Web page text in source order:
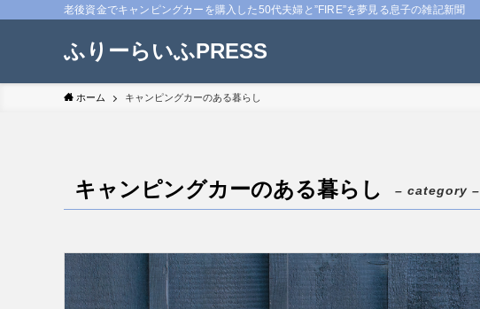
老後資金でキャンピングカーを購入した50代夫婦と”FIRE”を夢見る息子の雑記新聞
ふりーらいふPRESS
ホーム キャンピングカーのある暮らし
キャンピングカーのある暮らし – category –